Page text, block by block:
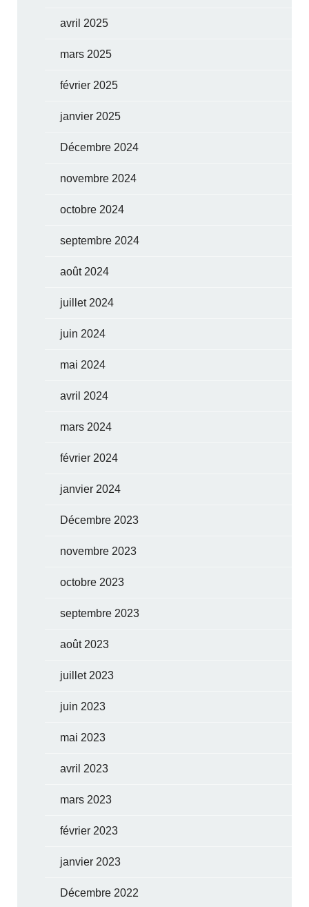
avril 2025
mars 2025
février 2025
janvier 2025
Décembre 2024
novembre 2024
octobre 2024
septembre 2024
août 2024
juillet 2024
juin 2024
mai 2024
avril 2024
mars 2024
février 2024
janvier 2024
Décembre 2023
novembre 2023
octobre 2023
septembre 2023
août 2023
juillet 2023
juin 2023
mai 2023
avril 2023
mars 2023
février 2023
janvier 2023
Décembre 2022